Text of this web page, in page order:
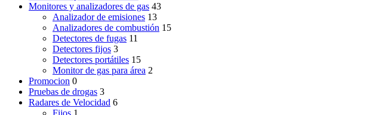
Monitores y analizadores de gas 43
Analizador de emisiones 13
Analizadores de combustión 15
Detectores de fugas 11
Detectores fijos 3
Detectores portátiles 15
Monitor de gas para área 2
Promocion 0
Pruebas de drogas 3
Radares de Velocidad 6